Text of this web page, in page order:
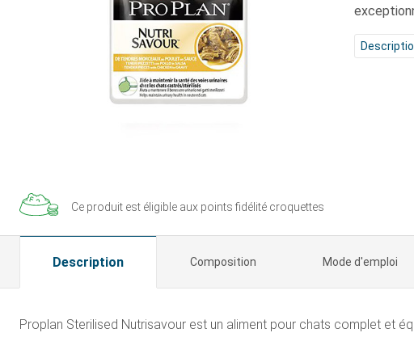
Ce produit est éligible aux points fidélité croquettes
Description Composition Mode d'emploi
Proplan Sterilised Nutrisavour est un aliment pour chats complet et